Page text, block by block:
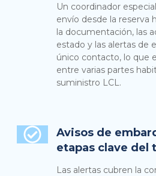
Un coordinador
envío desde la reserva
la documentación, las
estado y las alertas de
único contacto, lo que
entre varias partes
suministro LCL.
Avisos de
etapas clave del
Las alertas cubren la